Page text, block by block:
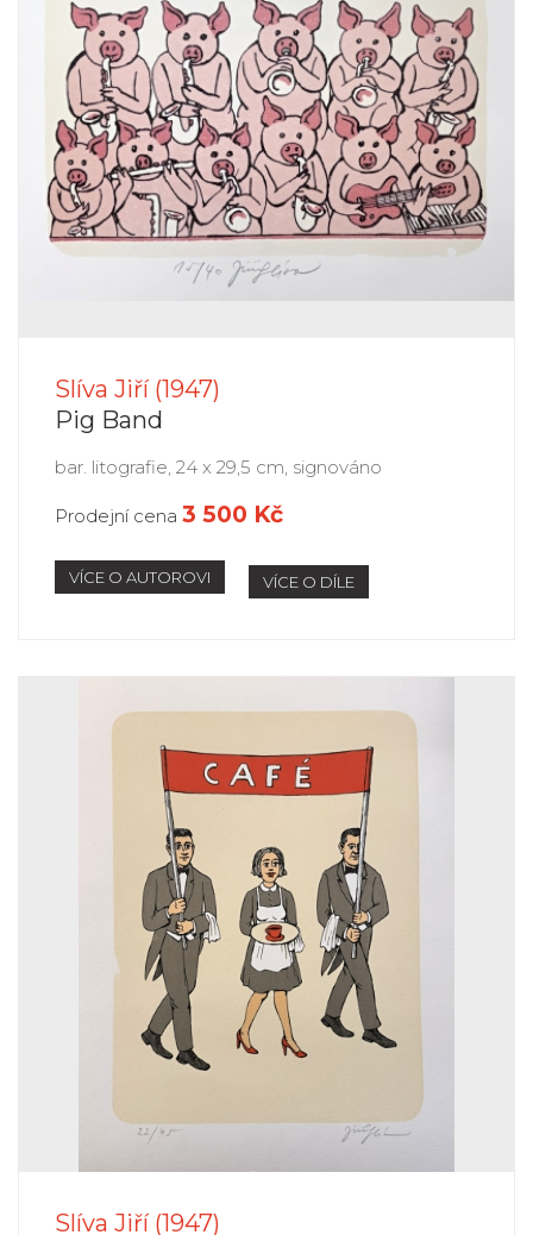
Slíva Jiří (1947)
Pig Band
bar. litografie, 24 x 29,5 cm, signováno
Prodejní cena 3 500 Kč
VÍCE O AUTOROVI VÍCE O DÍLE
Slíva Jiří (1947)